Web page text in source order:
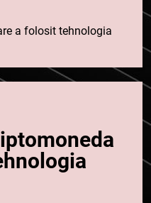
a folosit tehnologia